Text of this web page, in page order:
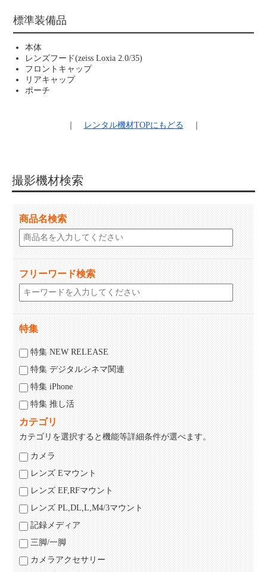
標準装備品
本体
レンズフード(zeiss Loxia 2.0/35)
フロントキャップ
リアキャップ
ポーチ
レンタル機材TOPにもどる
撮影機材検索
商品名検索
フリーワード検索
特集
特集 NEW RELEASE
特集 デジタルシネマ関連
特集 iPhone
特集 推し活
カテゴリ
カテゴリを選択すると機能等詳細条件が選べます。
カメラ
レンズ Eマウント
レンズ EF,RFマウント
レンズ PL,DL,L,M4/3マウント
記録メディア
三脚/一脚
カメラアクセサリー